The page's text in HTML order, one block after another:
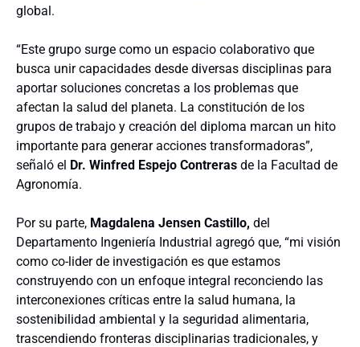
global.
“Este grupo surge como un espacio colaborativo que
busca unir capacidades desde diversas disciplinas para
aportar soluciones concretas a los problemas que
afectan la salud del planeta. La constitución de los
grupos de trabajo y creación del diploma marcan un hito
importante para generar acciones transformadoras”,
señaló el Dr. Winfred Espejo Contreras de la Facultad de
Agronomía.
Por su parte, Magdalena Jensen Castillo, del
Departamento Ingeniería Industrial agregó que, “mi visión
como co-lider de investigación es que estamos
construyendo con un enfoque integral reconciendo las
interconexiones críticas entre la salud humana, la
sostenibilidad ambiental y la seguridad alimentaria,
trascendiendo fronteras disciplinarias tradicionales, y